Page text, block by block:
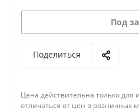
Под
Поделиться
Цена действительна только
отличаться от цен в розничных